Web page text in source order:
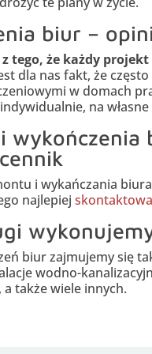
biur –
tego, że każdy
dla nas fakt, że
w domach
na
wykończenia
i wykańczania
najlepiej
biur zajmujemy się
wodno-
a także wiele innych.